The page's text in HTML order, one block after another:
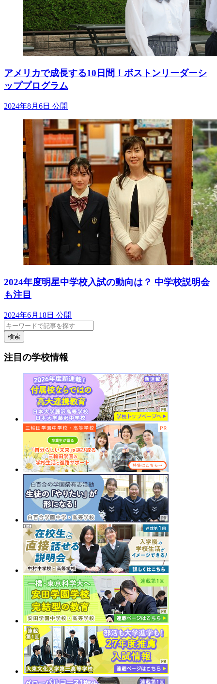
アメリカで成長する10日間！ボストンリーダーシ
ッププログラム
2024年8月6日 公開
2024年度明星中学校入試の動向は？ 中学校説明会
も注目
2024年6月18日 公開
検索
注目の学校情報